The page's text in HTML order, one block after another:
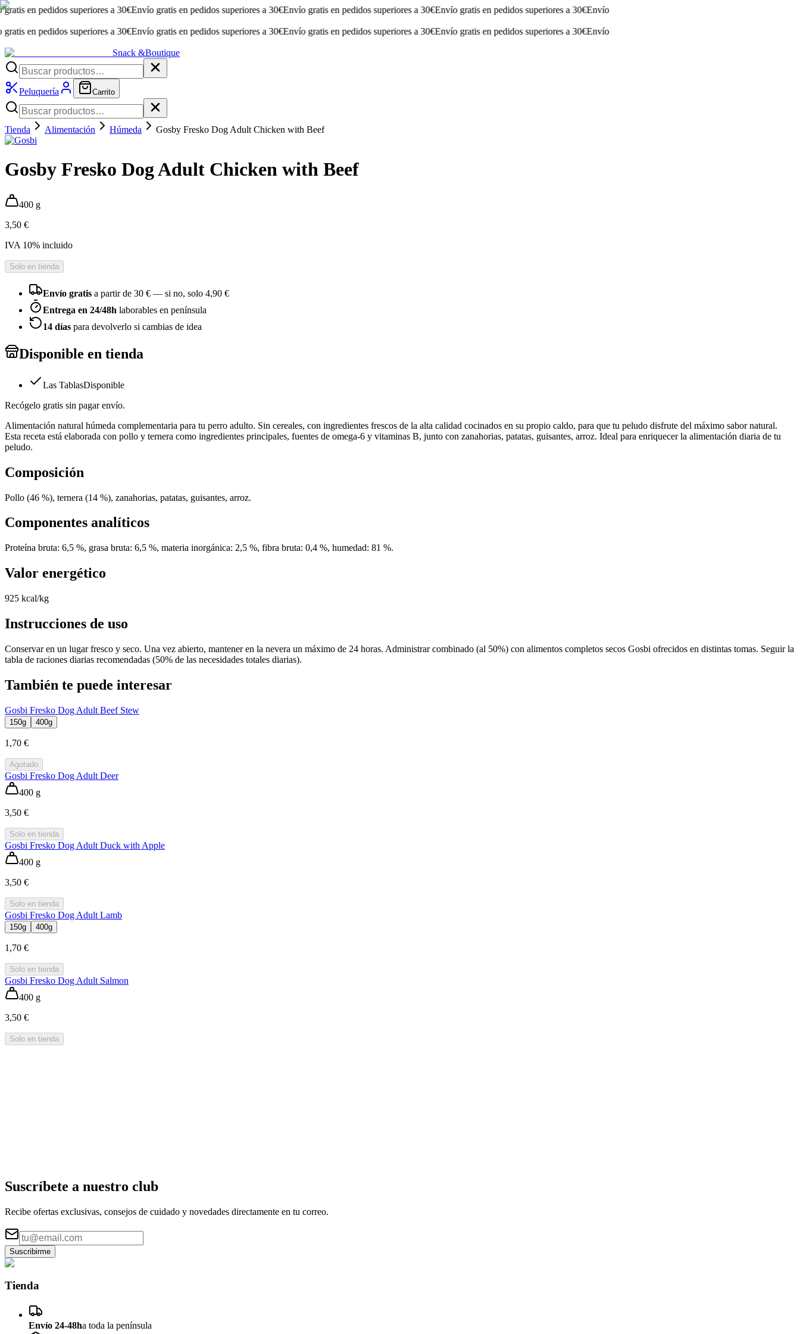
pedidos superiores a 30€Envío gratis en pedidos superiores a 30€Envío gratis en pedidos superiores a 30€Envío gratis en pedidos superiores a 30€Envío
pedidos superiores a 30€Envío gratis en pedidos superiores a 30€Envío gratis en pedidos superiores a 30€Envío gratis en pedidos superiores a 30€Envío
Snack &Boutique
Peluquería Carrito
Tienda Alimentación Húmeda Gosby Fresko Dog Adult Chicken with Beef
Gosby Fresko Dog Adult Chicken with Beef
400 g
3,50 €
IVA 10% incluido
Solo en tienda
Envío gratis a partir de 30 € — si no, solo 4,90 €
Entrega en 24/48h laborables en península
14 días para devolverlo si cambias de idea
Disponible en tienda
Las TablasDisponible
Recógelo gratis sin pagar envío.
Alimentación natural húmeda complementaria para tu perro adulto. Sin cereales, con ingredientes frescos de la alta calidad cocinados en su propio caldo, para que tu peludo disfrute del máximo sabor natural.
Esta receta está elaborada con pollo y ternera como ingredientes principales, fuentes de omega-6 y vitaminas B, junto con zanahorias, patatas, guisantes, arroz. Ideal para enriquecer la alimentación diaria de tu
peludo.
Composición
Pollo (46 %), ternera (14 %), zanahorias, patatas, guisantes, arroz.
Componentes analíticos
Proteína bruta: 6,5 %, grasa bruta: 6,5 %, materia inorgánica: 2,5 %, fibra bruta: 0,4 %, humedad: 81 %.
Valor energético
925 kcal/kg
Instrucciones de uso
Conservar en un lugar fresco y seco. Una vez abierto, mantener en la nevera un máximo de 24 horas. Administrar combinado (al 50%) con alimentos completos secos Gosbi ofrecidos en distintas tomas. Seguir la
tabla de raciones diarias recomendadas (50% de las necesidades totales diarias).
También te puede interesar
Gosbi Fresko Dog Adult Beef Stew
150g 400g
1,70 €
Agotado
Gosbi Fresko Dog Adult Deer
400 g
3,50 €
Solo en tienda
Gosbi Fresko Dog Adult Duck with Apple
400 g
3,50 €
Solo en tienda
Gosbi Fresko Dog Adult Lamb
150g 400g
1,70 €
Solo en tienda
Gosbi Fresko Dog Adult Salmon
400 g
3,50 €
Solo en tienda
Suscríbete a nuestro club
Recibe ofertas exclusivas, consejos de cuidado y novedades directamente en tu correo.
Suscribirme
Tienda
Envío 24-48ha toda la península